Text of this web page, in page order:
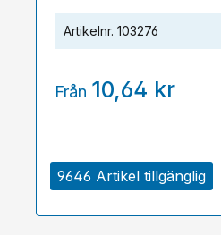
9646 Artikel tillgänglig
Artikelnr. 103276
Från 10,64 kr